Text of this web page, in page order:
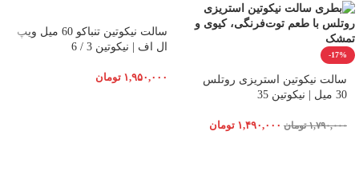
-17%
سالت نیکوتین استریزی روتلس
30 میل | نیکوتین 35
۱,۷۹۰,۰۰۰ تومان ۱,۴۹۰,۰۰۰ تومان
سالت نیکوتین تنباکو 60 میل ویپ
ال اف | نیکوتین 3 / 6
۱,۹۵۰,۰۰۰ تومان